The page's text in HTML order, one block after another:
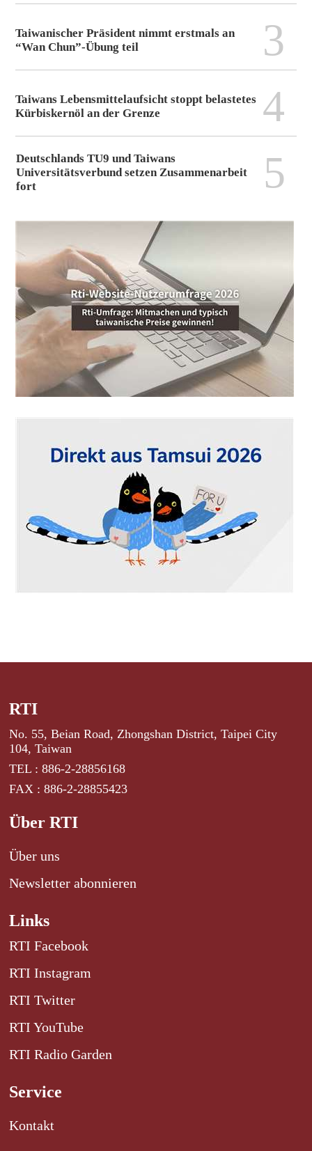
Taiwanischer Präsident nimmt erstmals an
“Wan Chun”-Übung teil
3
Taiwans Lebensmittelaufsicht stoppt belastetes
Kürbiskernöl an der Grenze
4
Deutschlands TU9 und Taiwans
Universitätsverbund setzen Zusammenarbeit
fort
5
RTI
No. 55, Beian Road, Zhongshan District, Taipei City
104, Taiwan
TEL : 886-2-28856168
FAX : 886-2-28855423
Über RTI
Über uns
Newsletter abonnieren
Links
RTI Facebook
RTI Instagram
RTI Twitter
RTI YouTube
RTI Radio Garden
Service
Kontakt